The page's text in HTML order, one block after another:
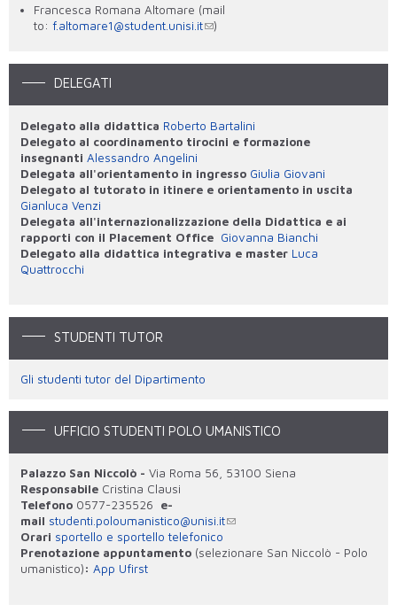
Francesca Romana Altomare (mail
to:f.altomare1@student.unisi.it )
DELEGATI
Delegato alla didattica Roberto Bartalini
Delegato al coordinamento tirocini e formazione
insegnantiAlessandro Angelini
Delegata all'orientamento in ingresso Giulia Giovani
Delegato al tutorato in itinere e orientamento in uscita
Gianluca Venzi
Delegata all'internazionalizzazione della Didattica e ai
rapporti con il Placement Office Giovanna Bianchi
Delegato alla didattica integrativa e master Luca
Quattrocchi
STUDENTI TUTOR
Gli studenti tutor del Dipartimento
UFFICIO STUDENTI POLO UMANISTICO
Palazzo San Niccolò -Via Roma 56, 53100 Siena
Responsabile Cristina Clausi
Telefono 0577-235526 e-
mail studenti.poloumanistico@unisi.it
Orari sportello e sportello telefonico
Prenotazione appuntamento (selezionare San Niccolò - Polo
umanistico):App Ufirst